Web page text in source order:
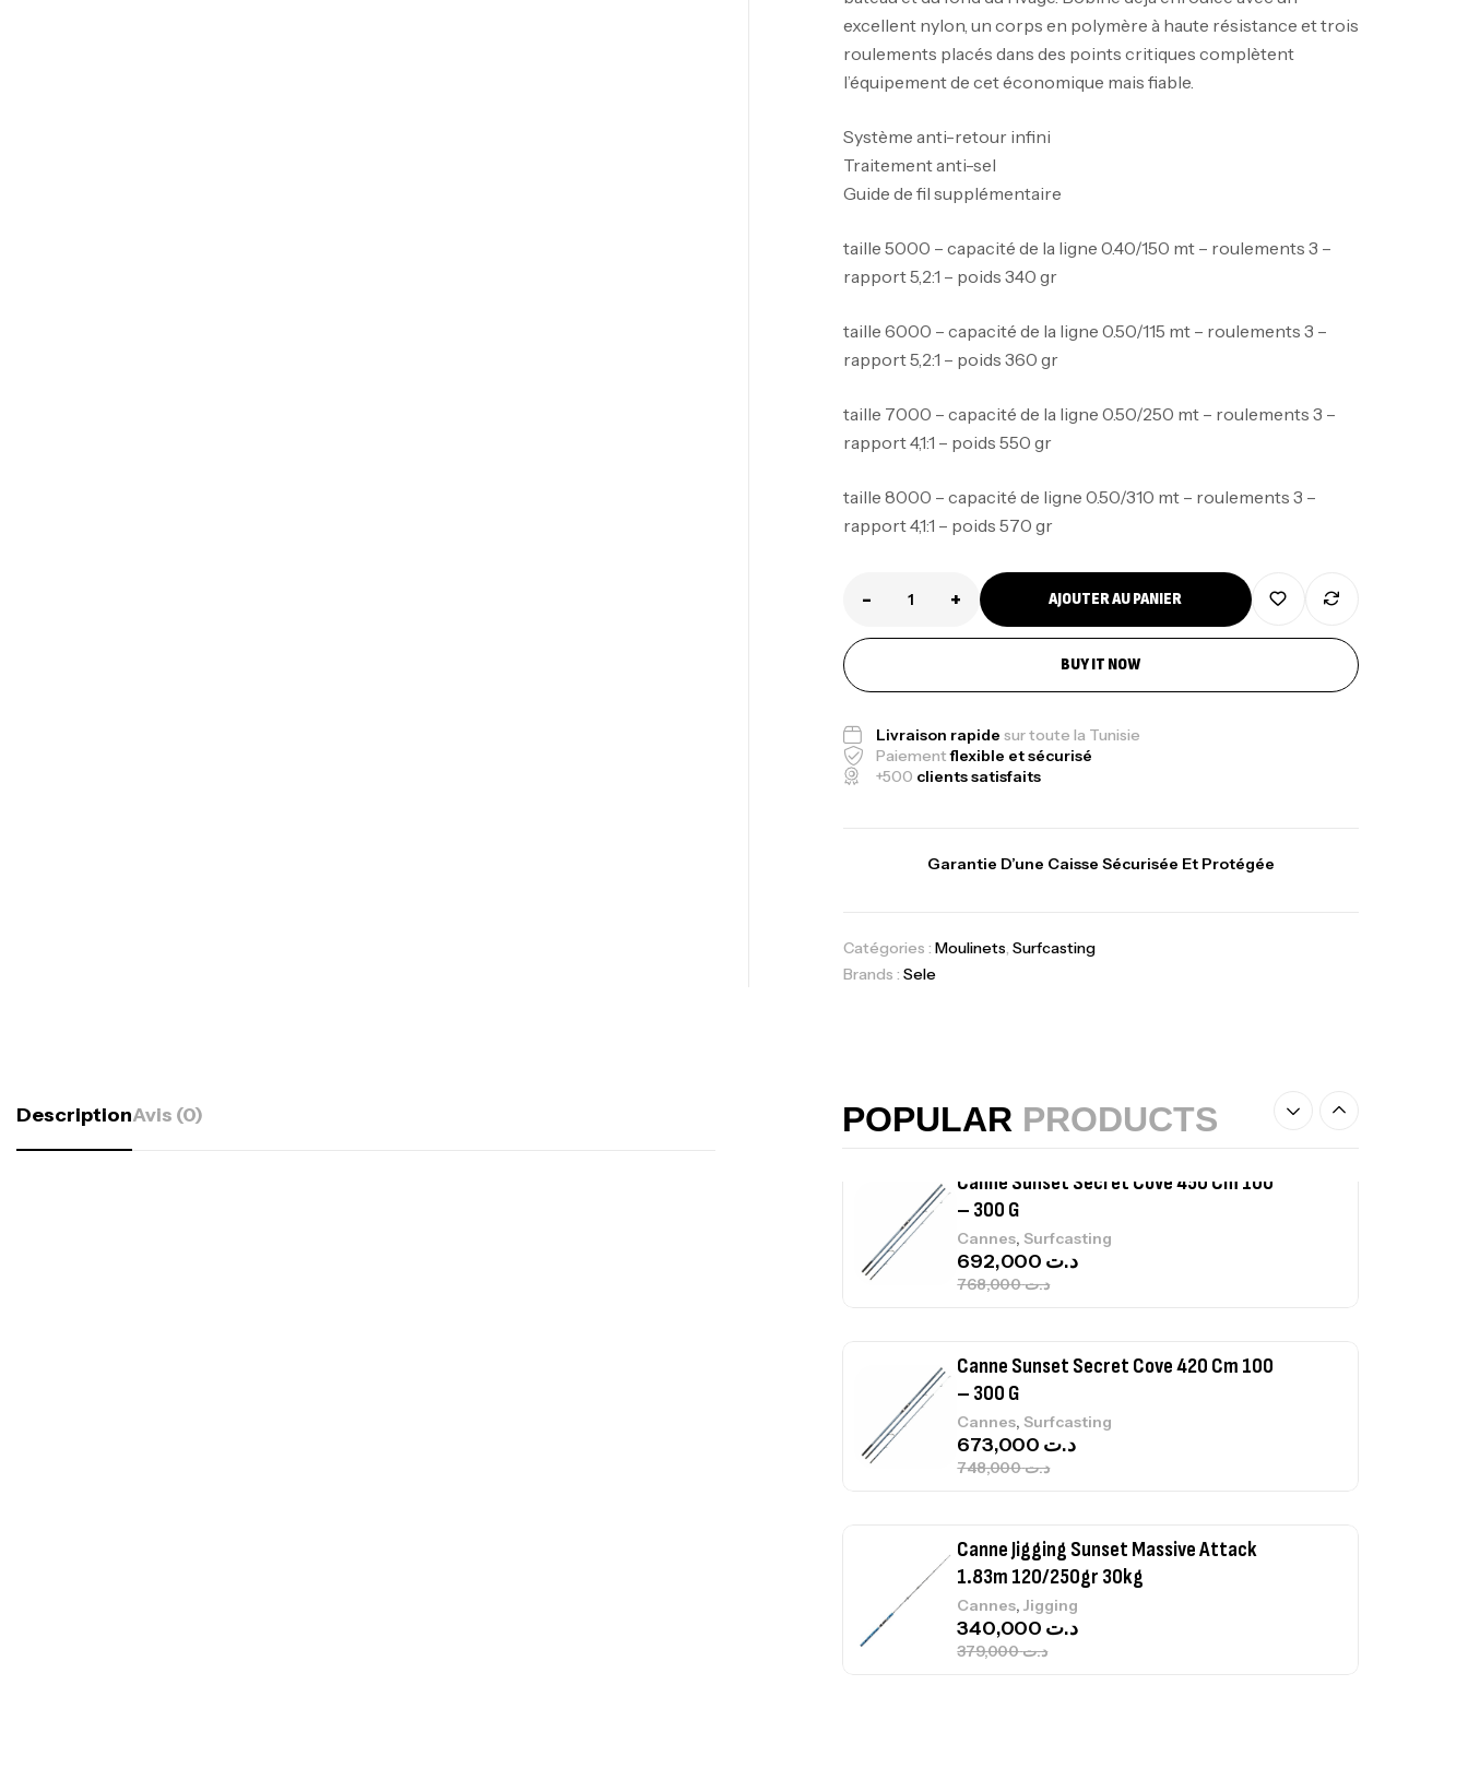
excellent nylon, un corps en polymère à haute résistance et trois
roulements placés dans des points critiques complètent
l’équipement de cet économique mais fiable.
Système anti-retour infini
Traitement anti-sel
Guide de fil supplémentaire
taille 5000 – capacité de la ligne 0.40/150 mt – roulements 3 –
rapport 5,2:1 – poids 340 gr
taille 6000 – capacité de la ligne 0.50/115 mt – roulements 3 –
rapport 5,2:1 – poids 360 gr
taille 7000 – capacité de la ligne 0.50/250 mt – roulements 3 –
rapport 4,1:1 – poids 550 gr
taille 8000 – capacité de ligne 0.50/310 mt – roulements 3 –
rapport 4,1:1 – poids 570 gr
- + AJOUTER AU PANIER
BUY IT NOW
Livraison rapide sur toute la Tunisie
Paiementflexible et sécurisé
+500 clients satisfaits
Garantie D’une Caisse Sécurisée Et Protégée
Catégories : Moulinets, Surfcasting
Brands : Sele
DescriptionAvis (0) POPULAR PRODUCTS
1.83m 120/250gr 30kg
Cannes,Jigging
د.ت379,000
Foureau Kalli Kunnan Funda 1.70m
د.ت420,000
د.ت378,000
Volant 3 Branches Inox T26S/35
Canne Sunset Secret Cove 450 Cm 100
– 300 G
Cannes, Surfcasting
د.ت768,000
د.ت
Canne Sunset Secret Cove 420 Cm 100
– 300 G
Cannes, Surfcasting
د.ت748,000
د.ت
Canne Jigging Sunset Massive Attack
1.83m 120/250gr 30kg
Cannes,Jigging
د.ت379,000
د.ت